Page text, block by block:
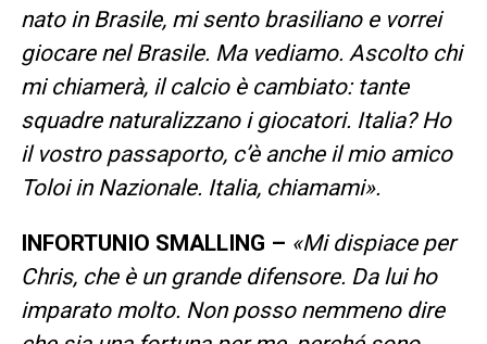
nato in Brasile, mi sento brasiliano e vorrei
giocare nel Brasile. Ma vediamo. Ascolto chi
mi chiamerà, il calcio è cambiato: tante
squadre naturalizzano i giocatori. Italia? Ho
il vostro passaporto, c’è anche il mio amico
Toloi in Nazionale. Italia, chiamami».
INFORTUNIO SMALLING – «Mi dispiace per
Chris, che è un grande difensore. Da lui ho
imparato molto. Non posso nemmeno dire